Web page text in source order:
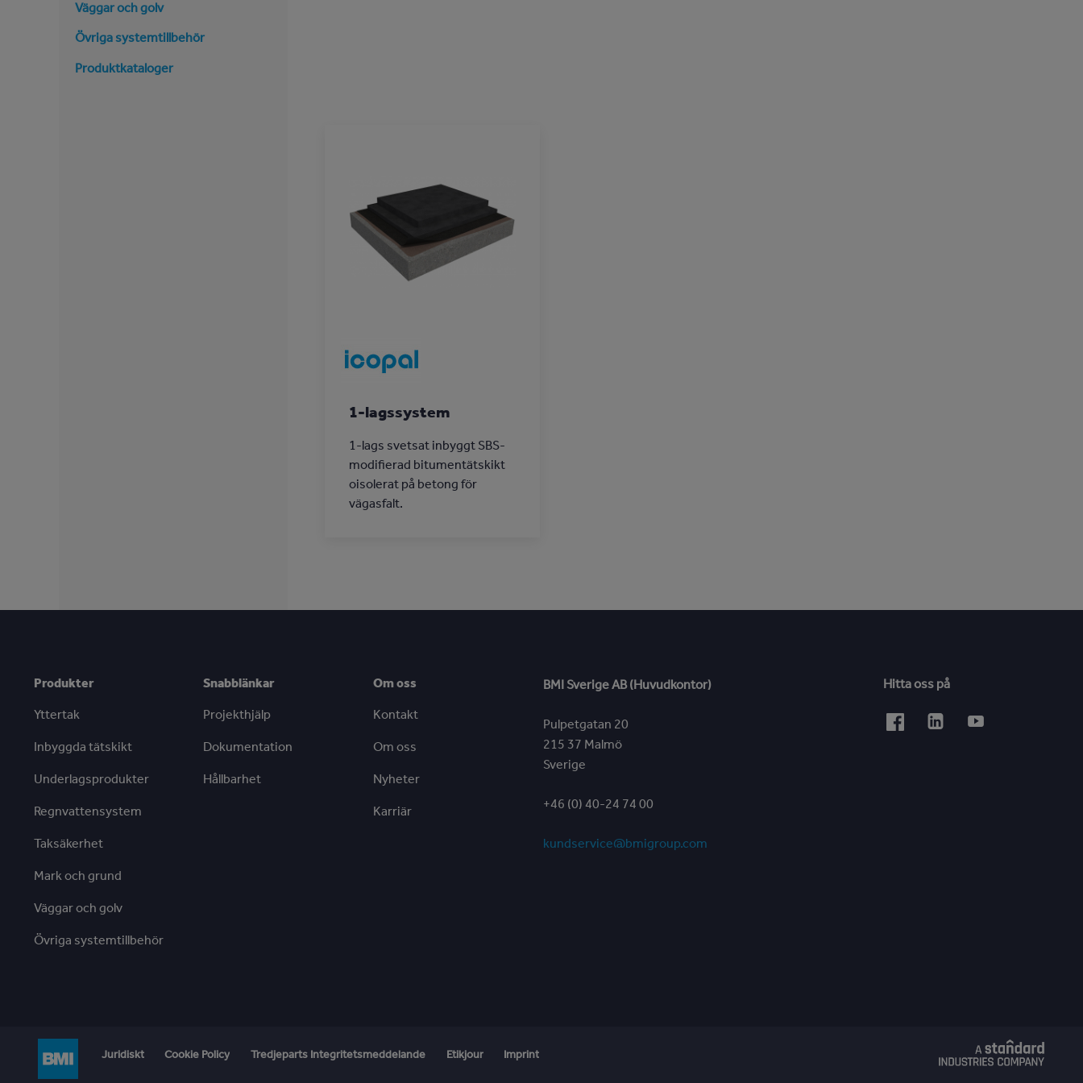
Väggar och golv
Övriga systemtillbehör
Produktkataloger
1-lagssystem
1-lags svetsat inbyggt SBS-
modifierad bitumentätskikt
oisolerat på betong för
vägasfalt.
Produkter
Yttertak
Inbyggda tätskikt
Underlagsprodukter
Regnvattensystem
Taksäkerhet
Mark och grund
Väggar och golv
Övriga systemtillbehör
Snabblänkar
Projekthjälp
Dokumentation
Hållbarhet
Om oss
Kontakt
Om oss
Nyheter
Karriär
BMI Sverige AB (Huvudkontor)
Pulpetgatan 20
215 37 Malmö
Sverige
+46 (0) 40-24 74 00
kundservice@bmigroup.com
Hitta oss på
Juridiskt Cookie Policy Tredjeparts Integritetsmeddelande Etikjour Imprint